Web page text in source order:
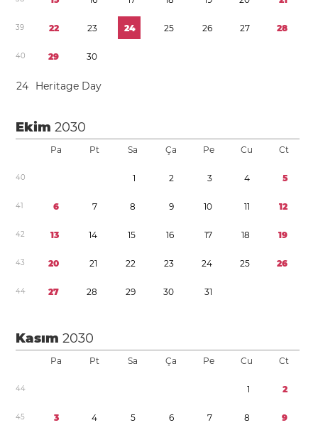
39 22 23 24 25 26 27 28
40 29 30
24 Heritage Day
Ekim2030
Pa Pt Sa Ça Pe Cu Ct
40 1 2 3 4 5
41 6 7 8 9 10 11 12
42 13 14 15 16 17 18 19
43 20 21 22 23 24 25 26
44 27 28 29 30 31
Kasım2030
Pa Pt Sa Ça Pe Cu Ct
44 1 2
45 3 4 5 6 7 8 9